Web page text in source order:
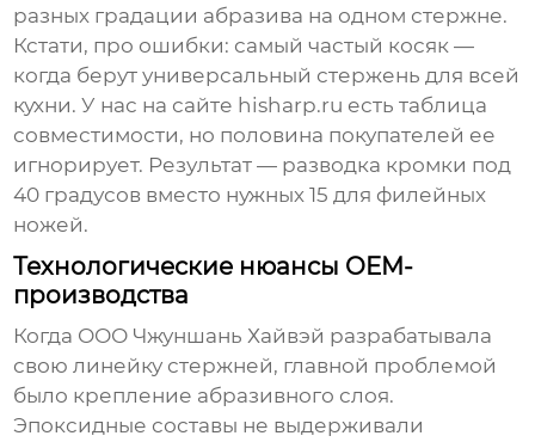
разных градации абразива на одном стержне.
Кстати, про ошибки: самый частый косяк —
когда берут универсальный стержень для всей
кухни. У нас на сайте hisharp.ru есть таблица
совместимости, но половина покупателей ее
игнорирует. Результат — разводка кромки под
40 градусов вместо нужных 15 для филейных
ножей.
Технологические нюансы OEM-
производства
Когда ООО Чжуншань Хайвэй разрабатывала
свою линейку стержней, главной проблемой
было крепление абразивного слоя.
Эпоксидные составы не выдерживали